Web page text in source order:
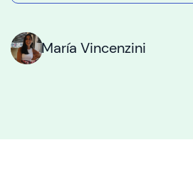
María Vincenzini